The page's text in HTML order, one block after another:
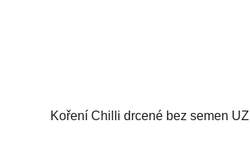
Koření Chilli drcené bez semen